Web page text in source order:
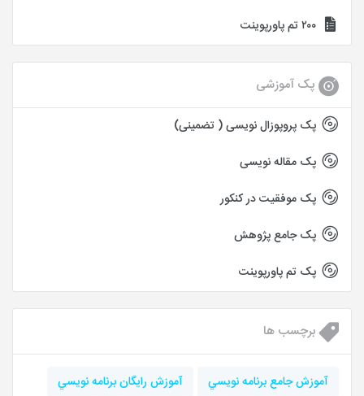
۲۰۰ تم پاورپوینت
پک آموزشی
پک پروپوزال نویسی ( تضمینی)
پک مقاله نویسی
پک موفقیت در کنکور
پک جامع پژوهش
پک تم پاورپوینت
برچسب ها
آموزش جامع برنامه نويسي
آموزش رايگان برنامه نويسي